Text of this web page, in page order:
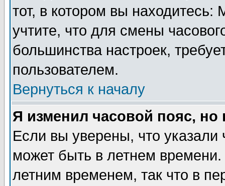
тот, в котором вы
учтите, что для смены
большинства настроек,
пользователем.
Вернуться к началу
Я изменил часовой пояс,
Если вы уверены, что указали
может быть в летнем
летним временем, так что в